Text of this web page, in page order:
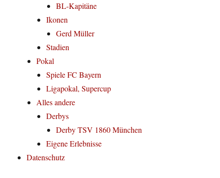
BL-Kapitäne
Ikonen
Gerd Müller
Stadien
Pokal
Spiele FC Bayern
Ligapokal, Supercup
Alles andere
Derbys
Derby TSV 1860 München
Eigene Erlebnisse
Datenschutz